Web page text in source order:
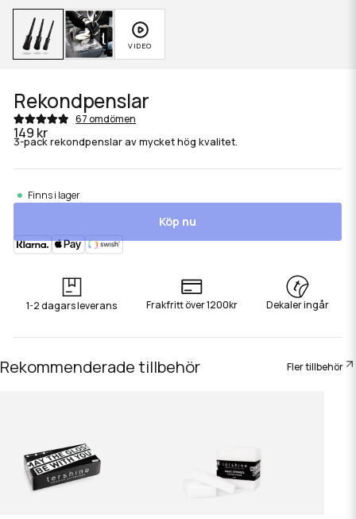
Rekondpenslar
67 omdömen
149 kr
3-pack rekondpenslar av mycket hög kvalitet.
Finns i lager
Köp nu
1-2 dagars leverans Frakfritt över 1200kr Dekaler ingår
Rekommenderade tillbehör Fler tillbehör